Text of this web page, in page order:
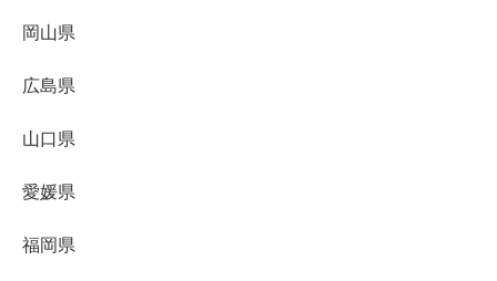
岡山県
広島県
山口県
愛媛県
福岡県